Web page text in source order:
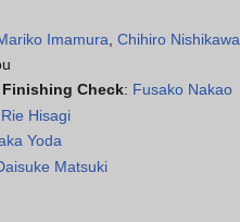
Imamura ,Chihiro Nishikawa
Check: Fusako Nakao
Rie Hisagi
Yoda
Matsuki